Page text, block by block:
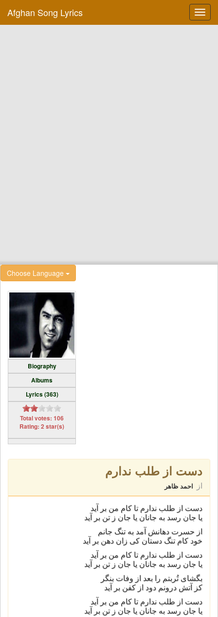
Afghan Song Lyrics
Choose Language
Biography
Albums
Lyrics (363)
Total votes: 106
Rating: 2 star(s)
دست از طلب ندارم
از احمد ظاهر
دست از طلب ندارم تا کام من بر آيد
يا جان رسد به جانان يا جان ز تن بر آيد
از حسرت دهانش آمد به تنگ جانم
خود کام تنگ دستان کی زان دهن بر آيد
دست از طلب ندارم تا کام من بر آيد
يا جان رسد به جانان يا جان ز تن بر آيد
بگشای تُربتم را بعد از وفات بنگر
کز آتش درونم دود از کفن بر آيد
دست از طلب ندارم تا کام من بر آيد
يا جان رسد به جانان يا جان ز تن بر آيد